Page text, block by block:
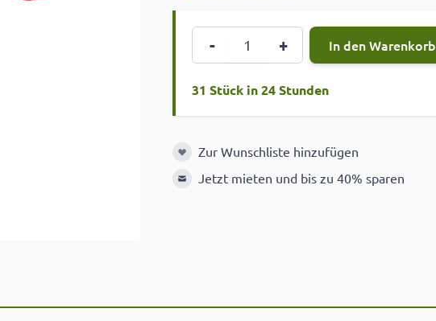
- + In den Warenkorb
31 Stück in 24 Stunden
Zur Wunschliste hinzufügen
Zur Wunschliste hinzufügen
Jetzt mieten und bis zu 40% sparen